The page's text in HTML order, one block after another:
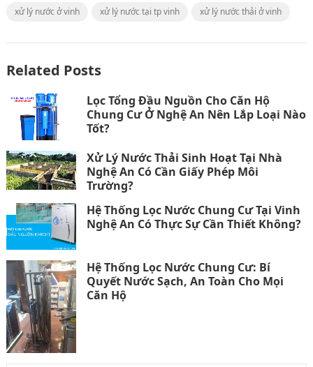
xử lý nước ở vinh
xử lý nước tại tp vinh xử lý nước thải ở vinh
Related Posts
Lọc Tổng Đầu Nguồn Cho Căn Hộ
Chung Cư Ở Nghệ An Nên Lắp Loại Nào
Tốt?
Xử Lý Nước Thải Sinh Hoạt Tại Nhà
Nghệ An Có Cần Giấy Phép Môi
Trường?
Hệ Thống Lọc Nước Chung Cư Tại Vinh
Nghệ An Có Thực Sự Cần Thiết Không?
Hệ Thống Lọc Nước Chung Cư: Bí
Quyết Nước Sạch, An Toàn Cho Mọi
Căn Hộ